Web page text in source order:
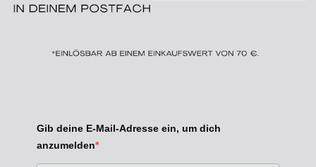
Gib deine E-Mail-Adresse ein, um dich
anzumelden